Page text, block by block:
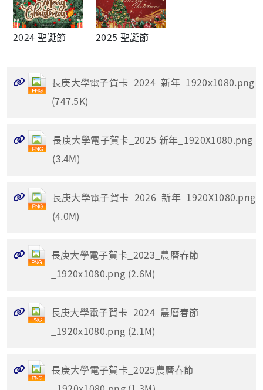
2024 聖誕節 2025 聖誕節
長庚大學電子賀卡_2024_新年_1920x1080.png
(747.5K)
長庚大學電子賀卡_2025 新年_1920X1080.png
(3.4M)
長庚大學電子賀卡_2026_新年_1920X1080.png
(4.0M)
長庚大學電子賀卡_2023_農曆春節
_1920x1080.png (2.6M)
長庚大學電子賀卡_2024_農曆春節
_1920x1080.png (2.1M)
長庚大學電子賀卡_2025農曆春節